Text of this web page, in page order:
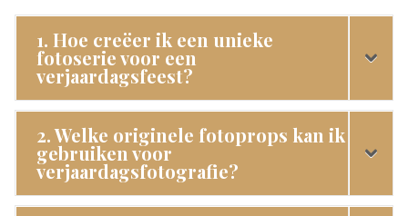
1. Hoe creëer ik een unieke
fotoserie voor een
verjaardagsfeest?
2. Welke originele fotoprops kan ik
gebruiken voor
verjaardagsfotografie?